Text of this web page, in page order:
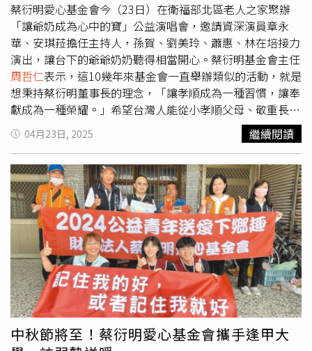
蔡衍明愛心基金會今（23日）在衛福部北區老人之家聚辦
「讓爺奶成為心中的寶」公益演唱會，邀請資深演員章永
華、安琪菈擔任主持人，孫賀、劉美玲、蕭惠、林在培接力
演出，讓台下的爺爺奶奶聽得相當開心。蔡衍明基金會主任
周哲仁表示，這10幾年來基金會一直舉辦類似的活動，就是
想秉持蔡衍明董事長的理念，「讓孝順成為一種習慣，讓奉
獻成為一種榮耀。」希望台灣人能從小孝順父母、敬重長
輩，長大後有空要回饋社會，這樣台灣才會更進步。北區老
人之家主任陳立庚頒獎給蔡衍明愛心基金會主任周哲仁。
（圖／侯世駿攝）周哲仁主任提到這10幾年辦過300多場演
出，所有演藝人員都是來支援幫忙的，並以已經81歲的主持
人章永華為例，「永華兄只要有空就來幫忙主持，他是自願
服務，沒有酬勞。」周哲仁也說基金會不只重視老人，還與
全台26間大學合作，找大學生到社區志願服務，「讓學生去
探訪低收入戶獨居老人、弱勢家庭，了解基層狀況，現在代
溝很大，盼望他們能透過訪視，回到家可以跟阿公阿嬤聊
天。」北區老人之家主任陳立庚也頒獎給周哲仁 ，感謝基金
會讓長輩們有機會參與這場音樂饗宴。章永華與安琪菈擔任
主持人。（圖／侯世駿攝）演唱會由章永華以劉家昌的〈揚
帆〉開場，他謙虛表示自己是個演員，比較少機會唱歌給大
家聽，很開心蔡衍明董事長讓他有機會到場做愛心公益，接
04月23日, 2025 繼續閱讀
中秋節將至！蔡衍明愛心基金會攜手逢甲大